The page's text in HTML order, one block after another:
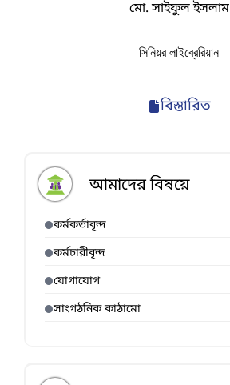
মো. সাইফুল ইসলাম
সিনিয়র লাইব্রেরিয়ান
বিস্তারিত
আমাদের বিষয়ে
কর্মকর্তাবৃন্দ
কর্মচারীবৃন্দ
যোগাযোগ
সাংগঠনিক কাঠামো